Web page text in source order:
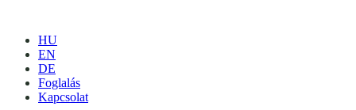
contentHU
EN
DE
Foglalás
Kapcsolat